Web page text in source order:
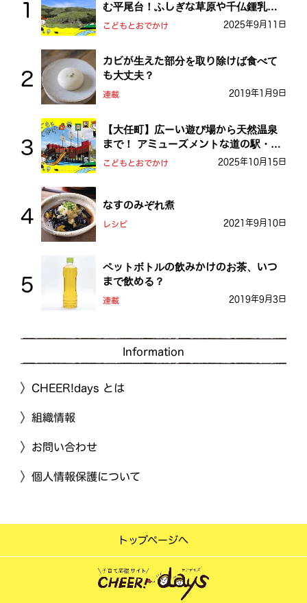
む平尾台！ふしぎな草原や千仏鍾乳洞
を探検しよう！
こどもとおでかけ 2025年9月11日
カビが生えた部分を取り除けば食べて
も大丈夫？
連載 2019年1月9日
【大任町】広ーい遊び場から天然温泉
まで！ アミューズメントな道の駅・お
おとう桜街道
こどもとおでかけ 2025年10月15日
なすのみぞれ煮
レシピ 2021年9月10日
ペットボトルの飲みかけのお茶、いつ
まで飲める？
連載 2019年9月3日
Information
CHEER!days とは
組織情報
お問い合わせ
個人情報保護について
トップページへ